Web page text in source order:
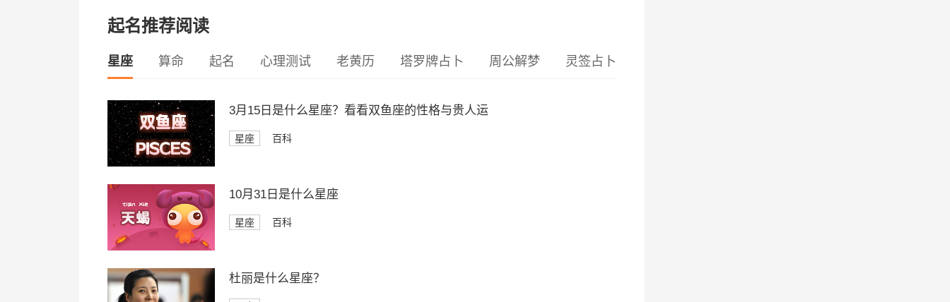
起名推荐阅读
星座 算命 起名 心理测试 老黄历 塔罗牌占卜 周公解梦 灵签占卜
3月15日是什么星座？看看双鱼座的性格与贵人运
星座 百科
10月31日是什么星座
星座 百科
杜丽是什么星座？